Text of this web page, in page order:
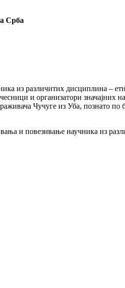
Срба
из различитих дисциплина –
и организатори значајних
Чучуге из Уба, познато по
и повезивање научника из